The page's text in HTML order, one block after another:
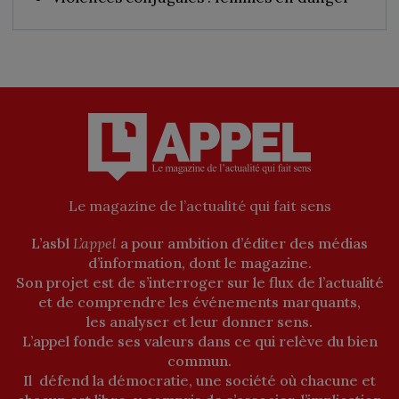
Le magazine de l’actualité qui fait sens
L’asbl L’appel a pour ambition d’éditer des médias
d’information, dont le magazine.
Son projet est de s’interroger sur le flux de l’actualité
et de comprendre les événements marquants,
les analyser et leur donner sens.
L’appel fonde ses valeurs dans ce qui relève du bien
commun.
Il défend la démocratie, une société où chacune et